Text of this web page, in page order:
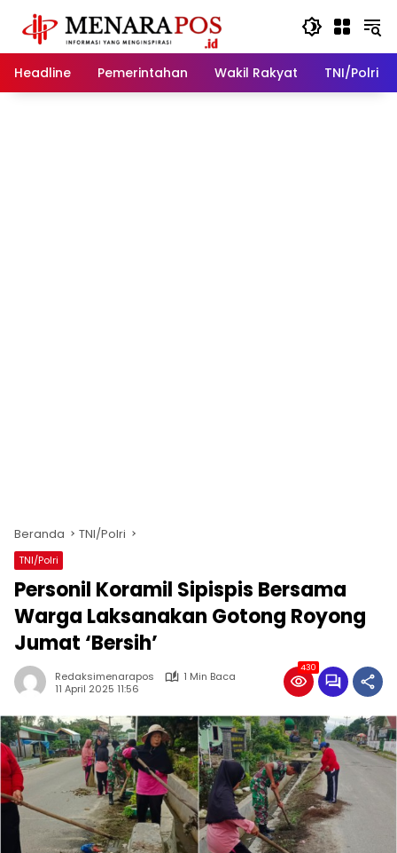
konten
Headline
Pemerintahan Wakil Rakyat TNI/Polri
Beranda TNI/Polri
TNI/Polri
Personil Koramil Sipispis Bersama
Warga Laksanakan Gotong Royong
Jumat ‘Bersih’
Redaksimenarapos
1 Min Baca
11 April 2025 11:56
430